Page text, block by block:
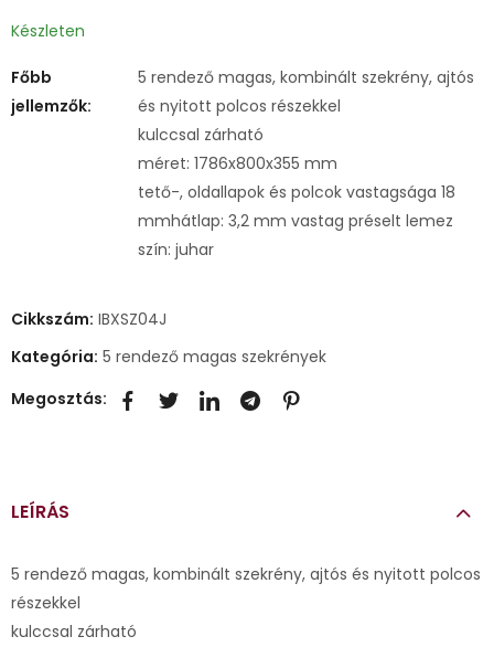
Készleten
Főbb
jellemzők:
5 rendező magas, kombinált szekrény, ajtós
és nyitott polcos részekkel
kulccsal zárható
méret: 1786x800x355 mm
tető-, oldallapok és polcok vastagsága 18
mmhátlap: 3,2 mm vastag préselt lemez
szín: juhar
Cikkszám: IBXSZ04J
Kategória: 5 rendező magas szekrények
Megosztás:
LEÍRÁS
5 rendező magas, kombinált szekrény, ajtós és nyitott polcos
részekkel
kulccsal zárható